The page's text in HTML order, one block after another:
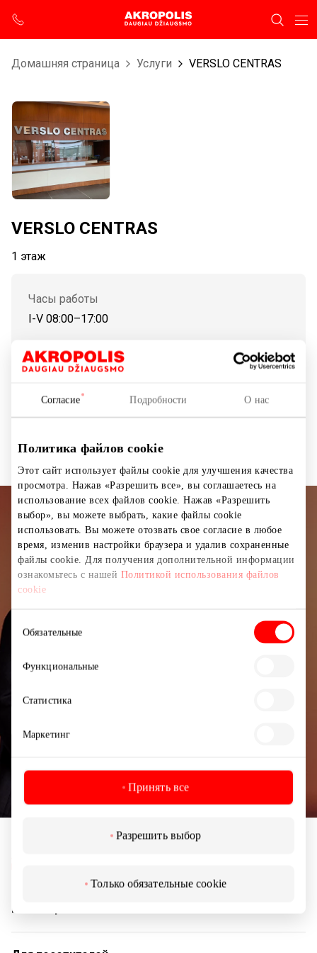
Согласие Подробности О нас
Политика файлов cookie
Этот сайт использует файлы cookie для улучшения качества
просмотра. Нажав «Разрешить все», вы соглашаетесь на
использование всех файлов cookie. Нажав «Разрешить
выбор», вы можете выбрать, какие файлы cookie
использовать. Вы можете отозвать свое согласие в любое
время, изменив настройки браузера и удалив сохраненные
файлы cookie. Для получения дополнительной информации
ознакомьтесь с нашей Политикой использования файлов
cookie
согласия
Обязательные
Функциональные
Статистика
Маркетинг
Принять все
Разрешить выбор
Только обязательные cookie
Домашняя страница Услуги VERSLO CENTRAS
VERSLO CENTRAS
1 этаж
Часы работы
I-V 08:00–17:00
Показать на карте
Подписывайтесь на рассылку
новостей
Узнайте первыми о лучших предложениях,
мероприятиях и самой свежей информации от
что вам исполнилось 13 лет.
Навигация
Магазины